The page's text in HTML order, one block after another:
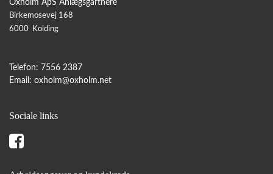
Oxholm ApS Anlægsgartnere
Birkemosevej 168
6000 Kolding
Telefon: 7556 2387
Email: oxholm@oxholm.net
Sociale links